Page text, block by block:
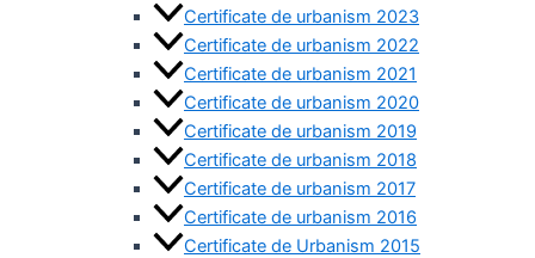
Certificate de urbanism 2023
Certificate de urbanism 2022
Certificate de urbanism 2021
Certificate de urbanism 2020
Certificate de urbanism 2019
Certificate de urbanism 2018
Certificate de urbanism 2017
Certificate de urbanism 2016
Certificate de Urbanism 2015